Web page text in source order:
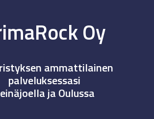
Oy
ammattilainen
palveluksessasi
ja Oulussa